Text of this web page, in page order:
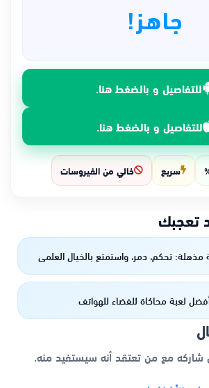
جاهز!
للتفاصيل و بالضغط هنا.
للتفاصيل و بالضغط هنا.
سريع خالي من الفيروسات
تعجبك
مذهلة: تحكم، دمر، واستمتع بالخيال العلمي
لعبة محاكاة للفضاء للهواتف
شاركه مع من تعتقد أنه سيستفيد منه.